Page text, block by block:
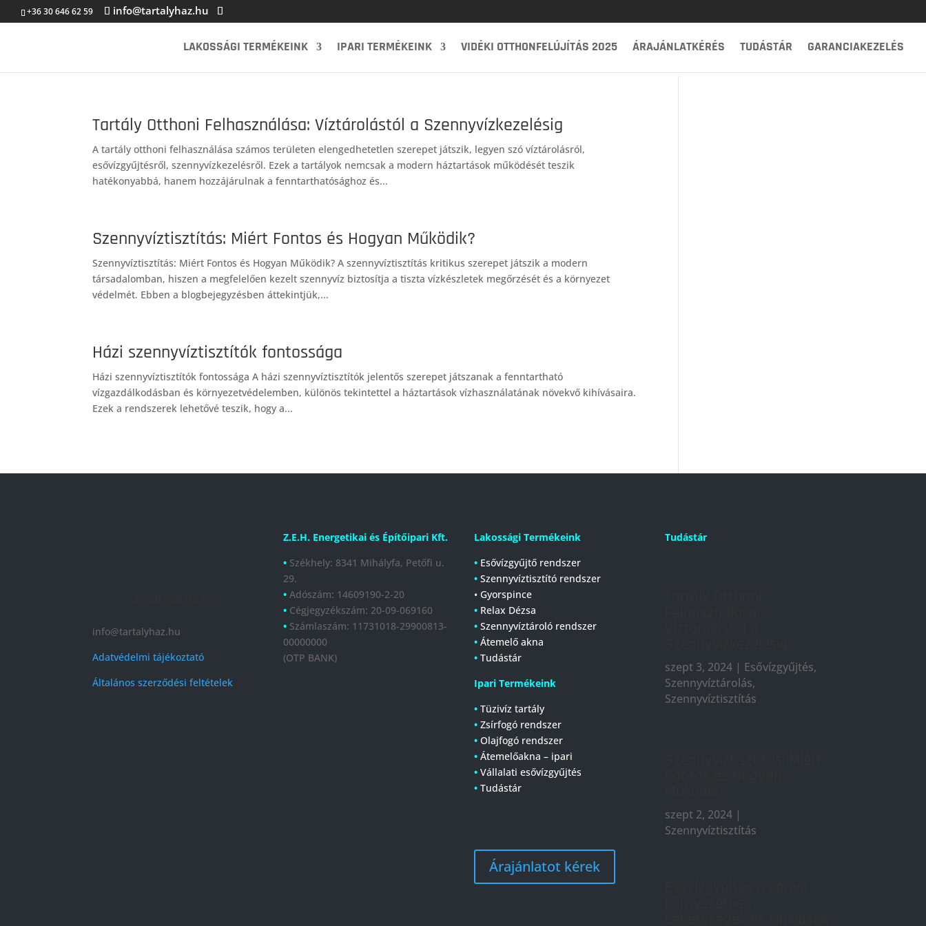
+36 30 646 62 59 info@tartalyhaz.hu
LAKOSSÁGI TERMÉKEINK IPARI TERMÉKEINK VIDÉKI OTTHONFELÚJÍTÁS 2025 ÁRAJÁNLATKÉRÉS TUDÁSTÁR GARANCIAKEZELÉS
Tartály Otthoni Felhasználása: Víztárolástól a Szennyvízkezelésig
A tartály otthoni felhasználása számos területen elengedhetetlen szerepet játszik, legyen szó víztárolásról,
esővízgyűjtésről, szennyvízkezelésről. Ezek a tartályok nemcsak a modern háztartások működését teszik
hatékonyabbá, hanem hozzájárulnak a fenntarthatósághoz és...
Szennyvíztisztítás: Miért Fontos és Hogyan Működik?
Szennyvíztisztítás: Miért Fontos és Hogyan Működik? A szennyvíztisztítás kritikus szerepet játszik a modern
társadalomban, hiszen a megfelelően kezelt szennyvíz biztosítja a tiszta vízkészletek megőrzését és a környezet
védelmét. Ebben a blogbejegyzésben áttekintjük,...
Házi szennyvíztisztítók fontossága
Házi szennyvíztisztítók fontossága A házi szennyvíztisztítók jelentős szerepet játszanak a fenntartható
vízgazdálkodásban és környezetvédelemben, különös tekintettel a háztartások vízhasználatának növekvő kihívásaira.
Ezek a rendszerek lehetővé teszik, hogy a...
info@tartalyhaz.hu
Adatvédelmi tájékoztató
Általános szerződési feltételek
Z.E.H. Energetikai és Építőipari Kft.
• Székhely: 8341 Mihályfa, Petőfi u.
29.
• Adószám: 14609190-2-20
• Cégjegyzékszám: 20-09-069160
• Számlaszám: 11731018-29900813-
00000000
(OTP BANK)
Lakossági Termékeink
• Esővízgyűjtő rendszer
• Szennyvíztisztító rendszer
• Gyorspince
• Relax Dézsa
•Szennyvíztároló rendszer
•Átemelő akna
•Tudástár
Ipari Termékeink
•Tüzivíz tartály
•Zsírfogó rendszer
• Olajfogó rendszer
•Átemelőakna – ipari
•Vállalati esővízgyűjtés
•Tudástár
Árajánlatot kérek
Tudástár
szept 3, 2024| Esővízgyűjtés,
Szennyvíztárolás,
Szennyvíztisztítás
szept 2, 2024|
Szennyvíztisztítás